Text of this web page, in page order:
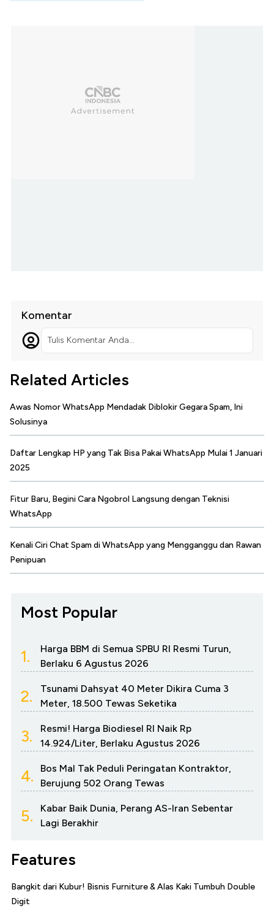
Komentar
Tulis Komentar Anda...
Related Articles
Awas Nomor WhatsApp Mendadak Diblokir Gegara Spam, Ini
Solusinya
Daftar Lengkap HP yang Tak Bisa Pakai WhatsApp Mulai 1 Januari
2025
Fitur Baru, Begini Cara Ngobrol Langsung dengan Teknisi
WhatsApp
Kenali Ciri Chat Spam di WhatsApp yang Mengganggu dan Rawan
Penipuan
Most Popular
1.
Harga BBM di Semua SPBU RI Resmi Turun,
Berlaku 6 Agustus 2026
2.
Tsunami Dahsyat 40 Meter Dikira Cuma 3
Meter, 18.500 Tewas Seketika
3.
Resmi! Harga Biodiesel RI Naik Rp
14.924/Liter, Berlaku Agustus 2026
4.
Bos Mal Tak Peduli Peringatan Kontraktor,
Berujung 502 Orang Tewas
5.
Kabar Baik Dunia, Perang AS-Iran Sebentar
Lagi Berakhir
Features
Bangkit dari Kubur! Bisnis Furniture & Alas Kaki Tumbuh Double
Digit